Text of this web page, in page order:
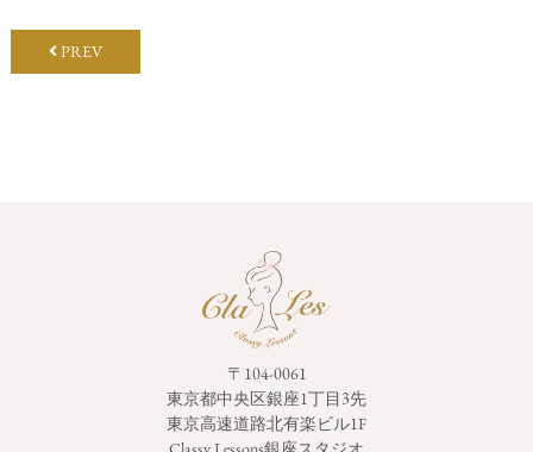
PREV
〒104-0061
東京都中央区銀座1丁目3先
東京高速道路北有楽ビル1F